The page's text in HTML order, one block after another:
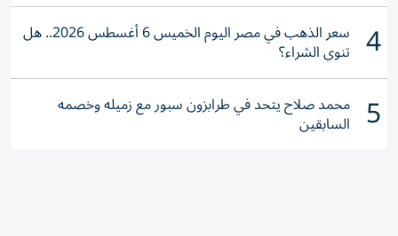
4 سعر الذهب في مصر اليوم الخميس 6 أغسطس 2026.. هل
تنوي الشراء؟
5 محمد صلاح يتحد في طرابزون سبور مع زميله وخصمه
السابقين